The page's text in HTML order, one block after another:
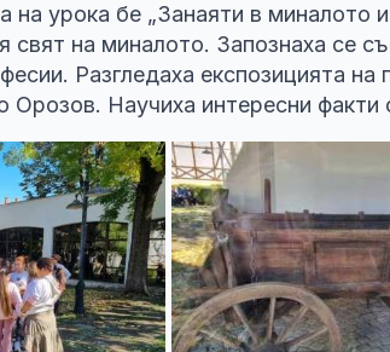
на урока бе „Занаяти в миналото
свят на миналото. Запознаха се
Разгледаха експозицията
Орозов. Научиха интересни факти